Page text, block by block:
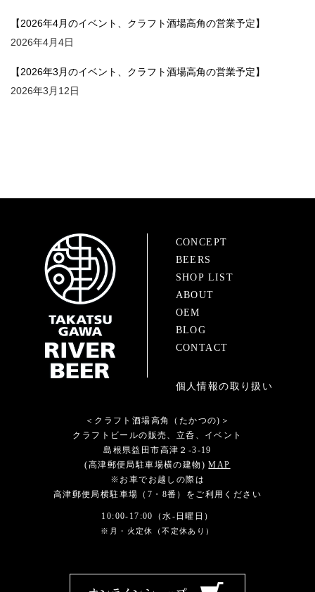
【2026年4月のイベント、クラフト酒場高角の営業予定】
2026年4月4日
【2026年3月のイベント、クラフト酒場高角の営業予定】
2026年3月12日
CONCEPT
BEERS
SHOP LIST
ABOUT
OEM
BLOG
CONTACT
個人情報の取り扱い
＜クラフト酒場高角（たかつの)＞
クラフトビールの販売、立呑、イベント
島根県益田市高津２-3-19
(高津郵便局駐車場横の建物)MAP
※お車でお越しの際は
高津郵便局横駐車場（7・8番）をご利用ください
10:00-17:00（水-日曜日）
※月・火定休（不定休あり）